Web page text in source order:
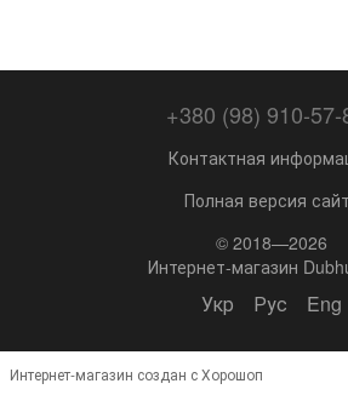
+380 (98) 910-57-
Контактная
Полная версия
© 2018—2026
Интернет-магазин
Укр Рус Eng
Интернет-магазин создан с Хорошоп